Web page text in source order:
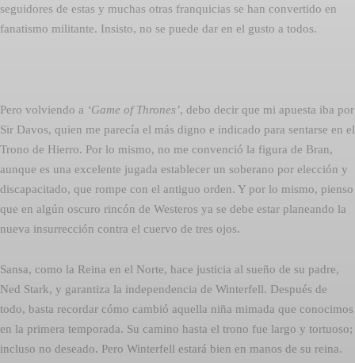
seguidores de estas y muchas otras franquicias se han convertido en
fanatismo militante. Insisto, no se puede dar en el gusto a todos.
Pero volviendo a ‘Game of Thrones’, debo decir que mi apuesta iba por
Sir Davos, quien me parecía el más digno e indicado para sentarse en el
Trono de Hierro. Por lo mismo, no me convenció la figura de Bran,
aunque es una excelente jugada establecer un soberano por elección y
discapacitado, que rompe con el antiguo orden. Y por lo mismo, pienso
que en algún oscuro rincón de Westeros ya se debe estar planeando la
nueva insurrección contra el cuervo de tres ojos.
Sansa, como la Reina en el Norte, hace justicia al sueño de su padre,
Ned Stark, y garantiza la independencia de Winterfell. Después de
todo, basta recordar cómo cambió aquella niña mimada que conocimos
en la primera temporada. Su camino hasta el trono fue largo y tortuoso;
incluso no deseado. Pero Winterfell estará bien en manos de su reina.